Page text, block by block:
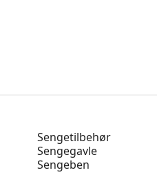
Sengetilbehør
Sengegavle
Sengeben